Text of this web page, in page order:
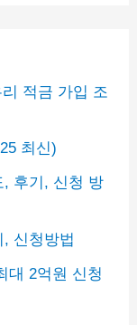
적금 가입 조
최신)
, 후기, 신청 방
신청방법
대 2억원 신청